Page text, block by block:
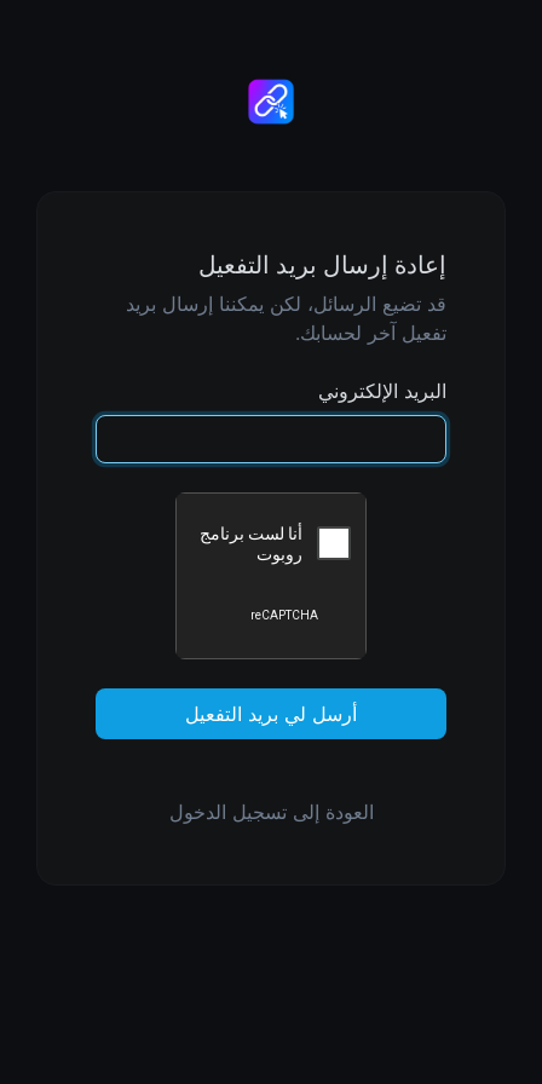
إعادة إرسال بريد التفعيل
قد تضيع الرسائل، لكن يمكننا إرسال بريد
تفعيل آخر لحسابك.
البريد الإلكتروني
أرسل لي بريد التفعيل
العودة إلى تسجيل الدخول